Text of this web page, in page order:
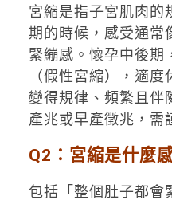
宮縮是指子宮肌肉的
期的時候，感受通常
緊繃感。懷孕中後期
（假性宮縮），適
變得規律、頻繁且伴
產兆或早產徵兆，需
Q2：宮縮是什麼
包括「整個肚子都會